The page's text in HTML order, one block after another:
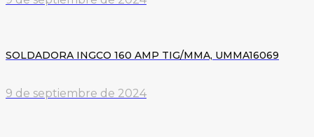
SOLDADORA INGCO 160 AMP TIG/MMA, UMMA16069
9 de septiembre de 2024